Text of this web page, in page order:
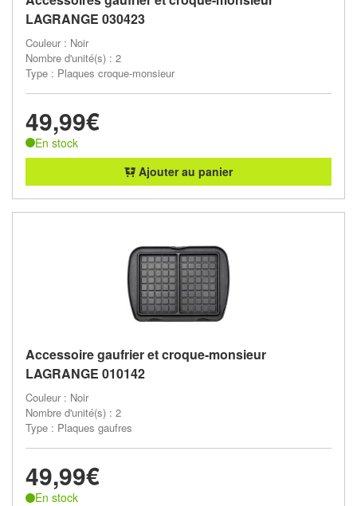
LAGRANGE 030423
Couleur : Noir
Nombre d'unité(s) : 2
Type : Plaques croque-monsieur
49,99€
En stock
Ajouter au panier
Accessoire gaufrier et croque-monsieur
LAGRANGE 010142
Couleur : Noir
Nombre d'unité(s) : 2
Type : Plaques gaufres
49,99€
En stock